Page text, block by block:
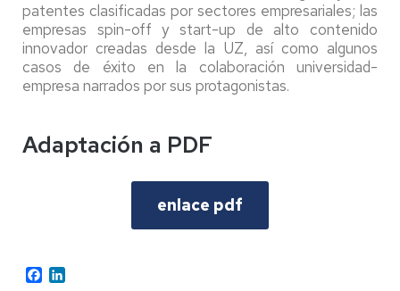
patentes clasificadas por sectores empresariales; las
empresas spin-off y start-up de alto contenido
innovador creadas desde la UZ, así como algunos
casos de éxito en la colaboración universidad-
empresa narrados por sus protagonistas.
Adaptación a PDF
enlace pdf
Facebook